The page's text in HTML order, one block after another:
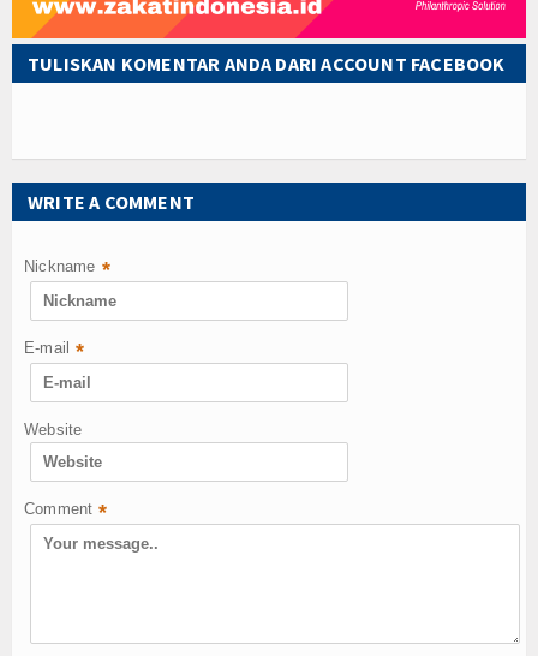
TULISKAN KOMENTAR ANDA DARI ACCOUNT FACEBOOK
WRITE A COMMENT
Nickname *
E-mail *
Website
Comment *